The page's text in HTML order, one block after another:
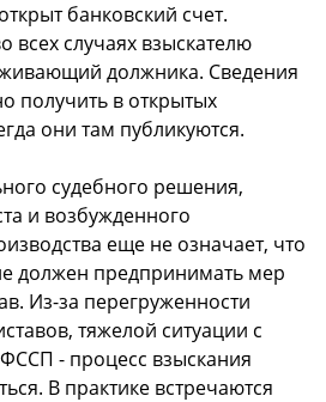
банковский счет.
всех случаях взыскателю
должника. Сведения
получить в открытых
они там публикуются.
судебного решения,
и возбужденного
еще не означает, что
должен предпринимать мер
Из-за перегруженности
тяжелой ситуации с
- процесс взыскания
В практике встречаются